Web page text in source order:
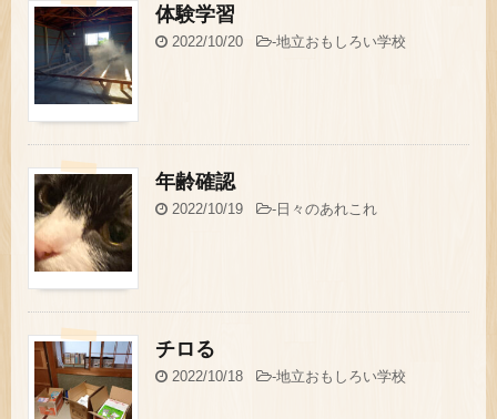
体験学習
2022/10/20 -地立おもしろい学校
年齢確認
2022/10/19 -日々のあれこれ
チロる
2022/10/18 -地立おもしろい学校